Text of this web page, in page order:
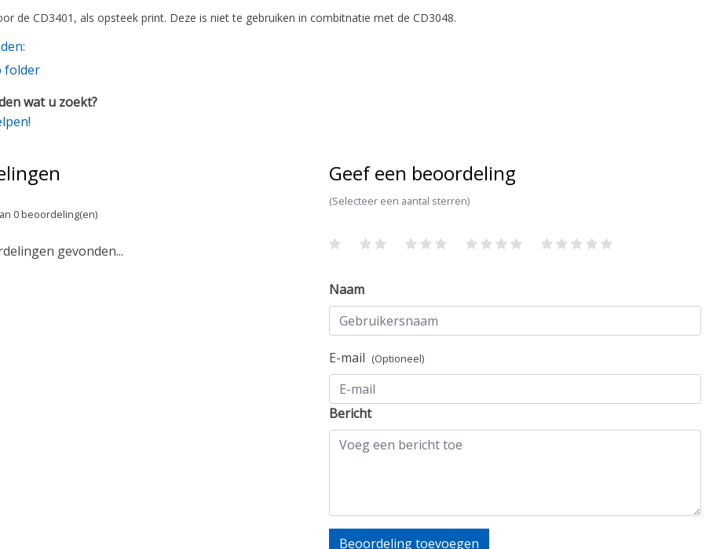
de CD3401, als opsteek print. Deze is niet te gebruiken in combitnatie met de CD3048.
folder
wat u zoekt?
0 beoordeling(en)
gevonden...
Geef een beoordeling
(Selecteer een aantal sterren)
Naam
E-mail (Optioneel)
Bericht
Beoordeling toevoegen